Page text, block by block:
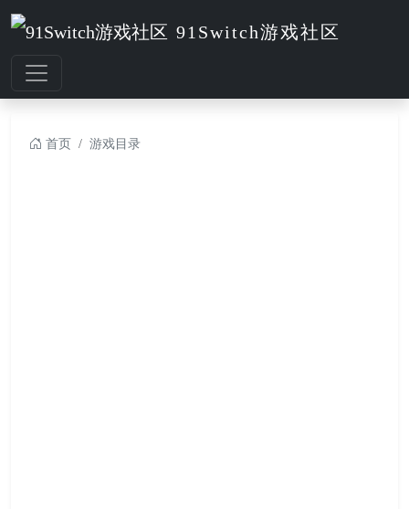
91Switch游戏社区
首页 游戏目录